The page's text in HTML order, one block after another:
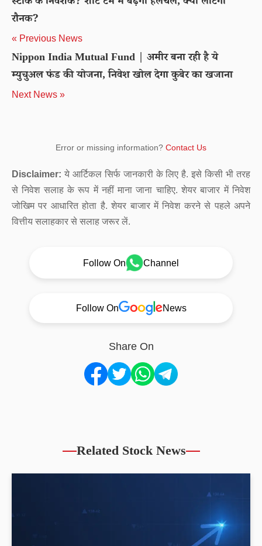
रौनक?
« Previous News
Nippon India Mutual Fund | अमीर बना रही है ये
म्युचुअल फंड की योजना, निवेश खोल देगा कुबेर का खजाना
Next News »
Error or missing information? Contact Us
Disclaimer: ये आर्टिकल सिर्फ जानकारी के लिए है. इसे किसी भी तरह
से निवेश सलाह के रूप में नहीं माना जाना चाहिए. शेयर बाजार में निवेश
जोखिम पर आधारित होता है. शेयर बाजार में निवेश करने से पहले अपने
वित्तीय सलाहकार से सलाह जरूर लें.
Follow On Channel
Follow On News
Share On
Related Stock News